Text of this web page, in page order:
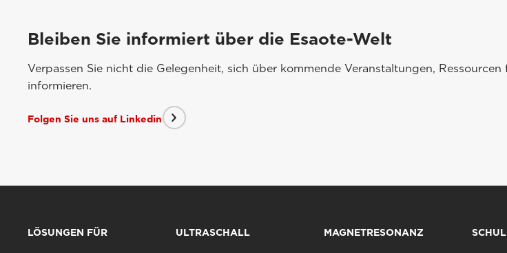
Bleiben Sie informiert über die Esaote-Welt
Verpassen Sie nicht die Gelegenheit, sich über kommende Veranstaltungen,
informieren.
Folgen Sie uns auf Linkedin
LÖSUNGEN FÜR ULTRASCHALL MAGNETRESONANZ